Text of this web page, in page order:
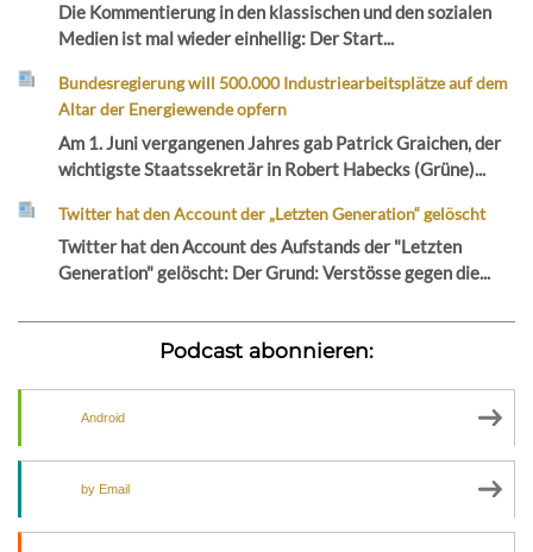
Die Kommentierung in den klassischen und den sozialen
Medien ist mal wieder einhellig: Der Start...
Bundesregierung will 500.000 Industriearbeitsplätze auf dem
Altar der Energiewende opfern
Am 1. Juni vergangenen Jahres gab Patrick Graichen, der
wichtigste Staatssekretär in Robert Habecks (Grüne)...
Twitter hat den Account der „Letzten Generation“ gelöscht
Twitter hat den Account des Aufstands der "Letzten
Generation" gelöscht: Der Grund: Verstösse gegen die...
Podcast abonnieren:
Android
by Email